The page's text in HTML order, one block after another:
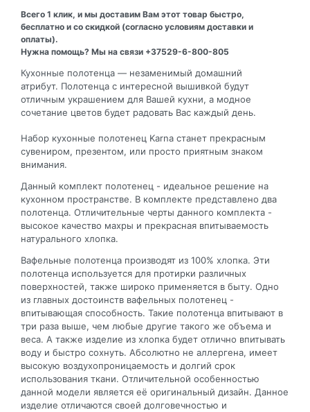
Всего 1 клик, и мы доставим Вам этот товар быстро,
бесплатно и со скидкой (согласно условиям доставки и
оплаты).
Нужна помощь? Мы на связи +37529-6-800-805
Кухонные полотенца — незаменимый домашний
атрибут. Полотенца с интересной вышивкой будут
отличным украшением для Вашей кухни, а модное
сочетание цветов будет радовать Вас каждый день.
Набор кухонные полотенец Karna станет прекрасным
сувениром, презентом, или просто приятным знаком
внимания.
Данный комплект полотенец - идеальное решение на
кухонном пространстве. В комплекте представлено два
полотенца. Отличительные черты данного комплекта -
высокое качество махры и прекрасная впитываемость
натурального хлопка.
Вафельные полотенца производят из 100% хлопка. Эти
полотенца используется для протирки различных
поверхностей, также широко применяется в быту. Одно
из главных достоинств вафельных полотенец -
впитывающая способность. Такие полотенца впитывают в
три раза выше, чем любые другие такого же объема и
веса. А также изделие из хлопка будет отлично впитывать
воду и быстро сохнуть. Абсолютно не аллергена, имеет
высокую воздухопроницаемость и долгий срок
использования ткани. Отличительной особенностью
данной модели является её оригинальный дизайн. Данное
изделие отличаются своей долговечностью и